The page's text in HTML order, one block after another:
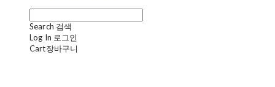
Search 검색
Log In 로그인
Cart장바구니